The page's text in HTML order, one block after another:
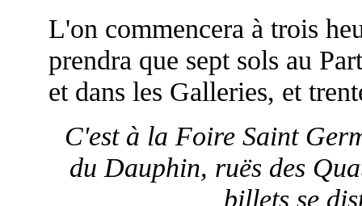
L'on commencera à trois
prendra que sept sols au
et dans les Galleries, et
C'est à la Foire Saint
du Dauphin, ruës des
billets se